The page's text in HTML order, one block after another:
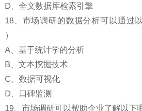
D、全文数据库检索引擎
18、市场调研的数据分析可以通过
）
A、基于统计学的分析
B、文本挖掘技术
C、数据可视化
D、口碑监测
19、市场调研可以帮助企业了解以下